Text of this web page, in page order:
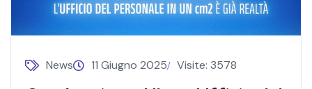
News 11 Giugno 2025 Visite: 3578